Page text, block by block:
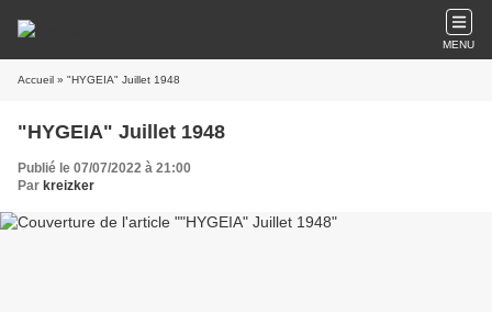
MENU
Accueil » "HYGEIA" Juillet 1948
"HYGEIA" Juillet 1948
Publié le 07/07/2022 à 21:00
Par kreizker